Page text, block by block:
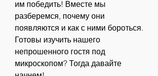
им победить! Вместе мы
разберемся, почему они
появляются и как с ними бороться.
Готовы изучить нашего
непрошенного гостя под
микроскопом? Тогда давайте